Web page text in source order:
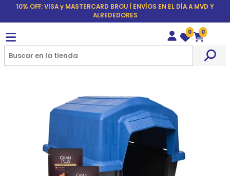
10% OFF: VISA y MASTERCARD BROU | ENVÍOS EN EL DÍA A MVD Y
ALREDEDORES
Wishlist
0
Carrito
0